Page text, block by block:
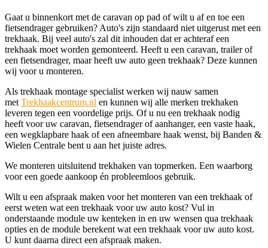
Gaat u binnenkort met de caravan op pad of wilt u af en toe een
fietsendrager gebruiken? Auto's zijn standaard niet uitgerust met een
trekhaak. Bij veel auto's zal dit inhouden dat er achteraf een
trekhaak moet worden gemonteerd. Heeft u een caravan, trailer of
een fietsendrager, maar heeft uw auto geen trekhaak? Deze kunnen
wij voor u monteren.
Als trekhaak montage specialist werken wij nauw samen
met Trekhaakcentrum.nl en kunnen wij alle merken trekhaken
leveren tegen een voordelige prijs. Of u nu een trekhaak nodig
heeft voor uw caravan, fietsendrager of aanhanger, een vaste haak,
een wegklapbare haak of een afneembare haak wenst, bij Banden &
Wielen Centrale bent u aan het juiste adres.
We monteren uitsluitend trekhaken van topmerken. Een waarborg
voor een goede aankoop én probleemloos gebruik.
Wilt u een afspraak maken voor het monteren van een trekhaak of
eerst weten wat een trekhaak voor uw auto kost? Vul in
onderstaande module uw kenteken in en uw wensen qua trekhaak
opties en de module berekent wat een trekhaak voor uw auto kost.
U kunt daarna direct een afspraak maken.